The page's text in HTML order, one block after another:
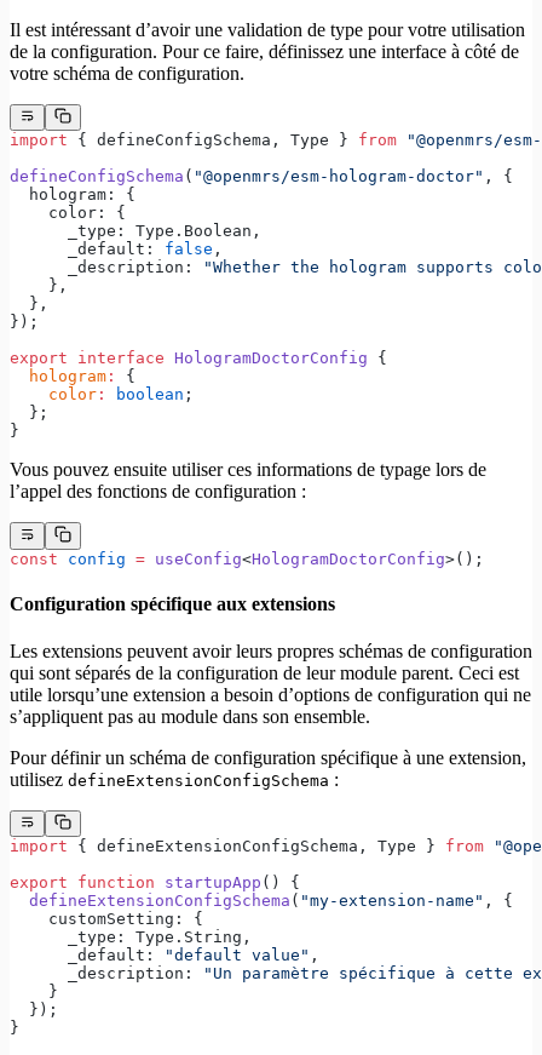
Il est intéressant d’avoir une validation de type pour votre utilisation
de la configuration. Pour ce faire, définissez une interface à côté de
votre schéma de configuration.
import { defineConfigSchema, Type } from "@openmrs/
defineConfigSchema ( "@openmrs/esm-hologram-doctor" , {
  hologram: {
    color: {
      _type: Type.Boolean,
      _default:
false ,
      _description:
"Whether the hologram supports
    },
  },
});
export interface HologramDoctorConfig {
  hologram
:
{
    color
: boolean ;
  };
}
Vous pouvez ensuite utiliser ces informations de typage lors de
l’appel des fonctions de configuration :
const config = useConfig<HologramDoctorConfig>();
Configuration spécifique aux extensions
Les extensions peuvent avoir leurs propres schémas de configuration
qui sont séparés de la configuration de leur module parent. Ceci est
utile lorsqu’une extension a besoin d’options de configuration qui ne
s’appliquent pas au module dans son ensemble.
Pour définir un schéma de configuration spécifique à une extension,
utilisez defineExtensionConfigSchema :
import { defineExtensionConfigSchema, Type } from
export function startupApp () {
  defineExtensionConfigSchema
( "my-extension-name" , {
    customSetting: {
      _type: Type.String,
      _default:
"default value" ,
      _description:
"Un paramètre spécifique à cette
    }
  });
}